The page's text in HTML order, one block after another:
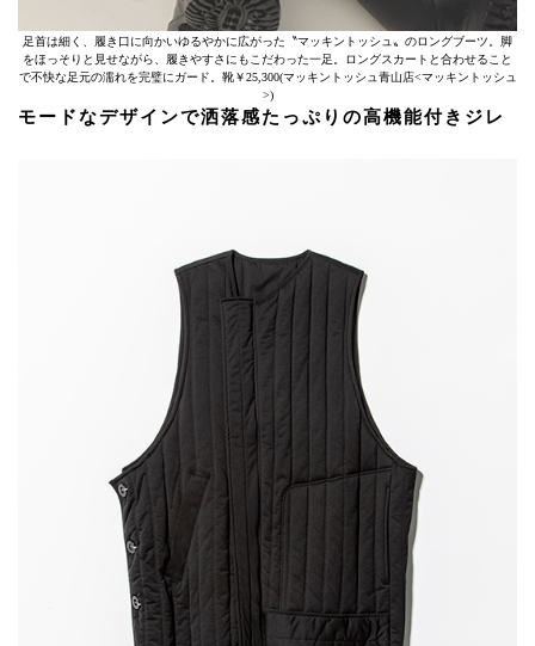
足首は細く、履き口に向かいゆるやかに広がった〝マッキントッシュ〟のロングブーツ。脚
をほっそりと見せながら、履きやすさにもこだわった一足。ロングスカートと合わせること
で不快な足元の濡れを完璧にガード。靴￥25,300(マッキントッシュ青山店<マッキントッシュ
>)
モードなデザインで洒落感たっぷりの高機能付きジレ